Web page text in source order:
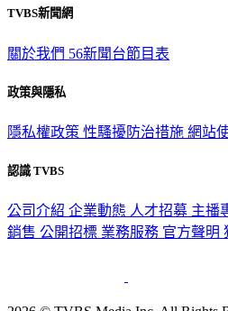
TVBS新聞網
關於我們 56新聞台節目表
政策與隱私
隱私權政策 性騷擾防治措施 網站
認識 TVBS
公司介紹 企業動態 人才招募 主播
銷售 公開招標 業務服務 官方聲明